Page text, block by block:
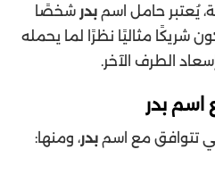
يُعتبر حامل اسم بدر شخصًا
شريكًا مثاليًا نظرًا لما يحمله
الطرف الآخر.
اسم بدر
تتوافق مع اسم بدر، ومنها: